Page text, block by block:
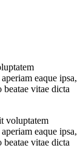
eaque ipsa,
vitae dicta
voluptatem
eaque ipsa,
vitae dicta